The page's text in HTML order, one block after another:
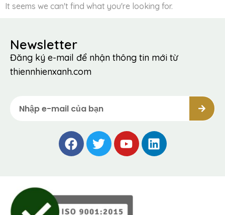
It seems we can't find what you're looking for.
Newsletter
Đăng ký e-mail để nhận thông tin mới từ
thiennhienxanh.com